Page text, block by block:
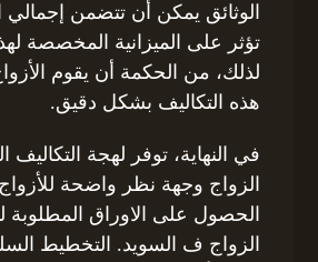
الوثائق يمكن أن تتضمن إجمالي
تؤثر على الميزانية المخصصة
لذلك، من الحكمة أن يقوم
هذه التكاليف بشكل دقيق.
في النهاية، توفر لهجة التكاليف
الزواج وجهة نظر واضحة
الحصول على الاوراق المطلوبة
الزواج ف السويد. التخطيط